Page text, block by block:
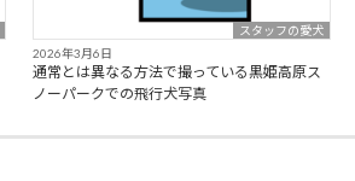
スタッフの愛犬
2026年3月6日
通常とは異なる方法で撮っている黒姫高原ス
ノーパークでの飛行犬写真